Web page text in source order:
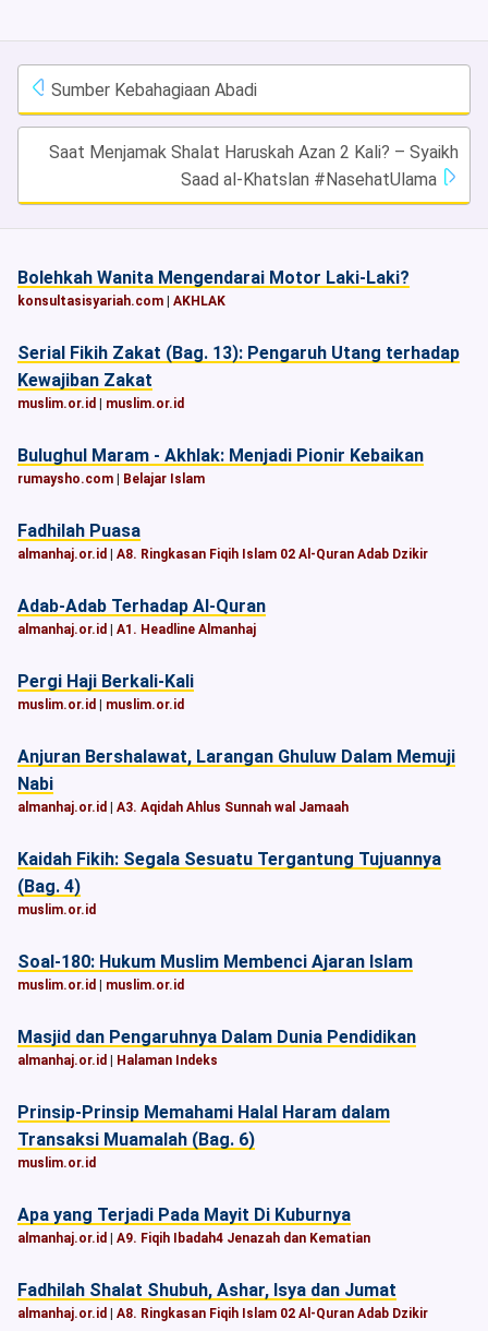
Sumber Kebahagiaan Abadi
Saat Menjamak Shalat Haruskah Azan 2 Kali? – Syaikh
Saad al-Khatslan #NasehatUlama
Bolehkah Wanita Mengendarai Motor Laki-Laki?
konsultasisyariah.com AKHLAK
Serial Fikih Zakat (Bag. 13): Pengaruh Utang terhadap
Kewajiban Zakat
muslim.or.id muslim.or.id
Bulughul Maram - Akhlak: Menjadi Pionir Kebaikan
rumaysho.com Belajar Islam
Fadhilah Puasa
almanhaj.or.id A8. Ringkasan Fiqih Islam 02 Al-Quran Adab Dzikir
Adab-Adab Terhadap Al-Quran
almanhaj.or.id A1. Headline Almanhaj
Pergi Haji Berkali-Kali
muslim.or.id muslim.or.id
Anjuran Bershalawat, Larangan Ghuluw Dalam Memuji
Nabi
almanhaj.or.id A3. Aqidah Ahlus Sunnah wal Jamaah
Kaidah Fikih: Segala Sesuatu Tergantung Tujuannya
(Bag. 4)
muslim.or.id
Soal-180: Hukum Muslim Membenci Ajaran Islam
muslim.or.id muslim.or.id
Masjid dan Pengaruhnya Dalam Dunia Pendidikan
almanhaj.or.id Halaman Indeks
Prinsip-Prinsip Memahami Halal Haram dalam
Transaksi Muamalah (Bag. 6)
muslim.or.id
Apa yang Terjadi Pada Mayit Di Kuburnya
almanhaj.or.id A9. Fiqih Ibadah4 Jenazah dan Kematian
Fadhilah Shalat Shubuh, Ashar, Isya dan Jumat
almanhaj.or.id A8. Ringkasan Fiqih Islam 02 Al-Quran Adab Dzikir